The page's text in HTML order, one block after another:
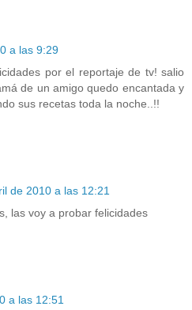
a las 9:29
por el reportaje de tv! salio
de un amigo quedo encantada y
sus recetas toda la noche..!!
de 2010 a las 12:21
las voy a probar felicidades
a las 12:51